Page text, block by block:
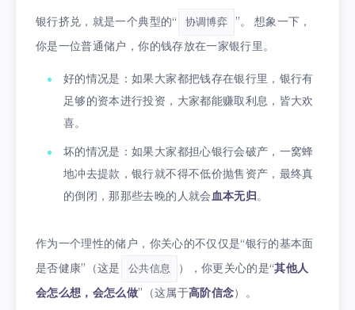
银行挤兑，就是一个典型的“ 协调博弈
”。 想象一下，
你是一位普通储户，你的钱存放在一家银行里。
好的情况是：如果大家都把钱存在银行里，银行有
足够的资本进行投资，大家都能赚取利息，皆大欢
喜。
坏的情况是：如果大家都担心银行会破产，一窝蜂
地冲去提款，银行就不得不低价抛售资产，最终真
的倒闭，那那些去晚的人就会血本无归。
作为一个理性的储户，你关心的不仅仅是“银行的基本面
是否健康”（这是
公共信息 ），你更关心的是“其他人
会怎么想，会怎么做”（这属于高阶信念）。